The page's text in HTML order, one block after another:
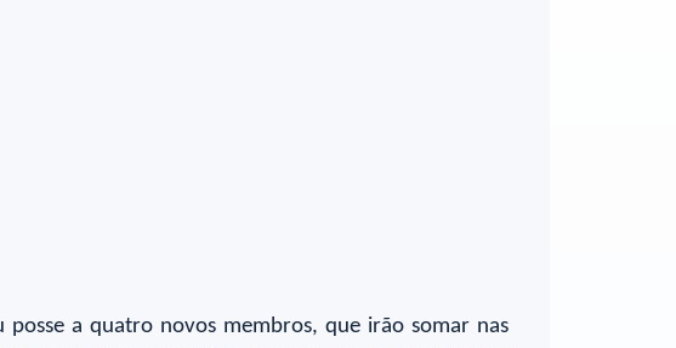
a quatro novos membros, que irão somar nas